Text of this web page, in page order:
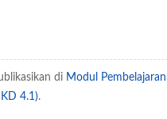
di Modul
4.1).